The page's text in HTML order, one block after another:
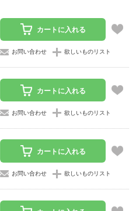
カートに入れる
お問い合わせ 欲しいものリスト
カートに入れる
お問い合わせ 欲しいものリスト
カートに入れる
お問い合わせ 欲しいものリスト